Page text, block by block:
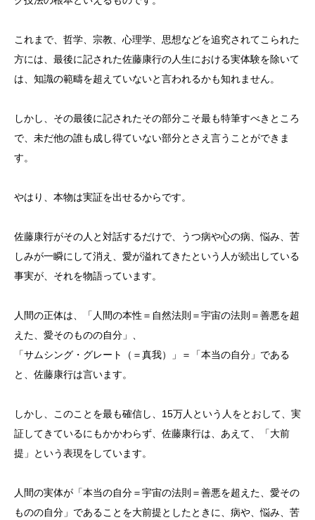
これまで、哲学、宗教、心理学、思想などを追究されてこられた
方には、最後に記された佐藤康行の人生における実体験を除いて
は、知識の範疇を超えていないと言われるかも知れません。
しかし、その最後に記されたその部分こそ最も特筆すべきところ
で、未だ他の誰も成し得ていない部分とさえ言うことができま
す。
やはり、本物は実証を出せるからです。
佐藤康行がその人と対話するだけで、うつ病や心の病、悩み、苦
しみが一瞬にして消え、愛が溢れてきたという人が続出している
事実が、それを物語っています。
人間の正体は、「人間の本性＝自然法則＝宇宙の法則＝善悪を超
えた、愛そのものの自分」、
「サムシング・グレート（＝真我）」＝「本当の自分」である
と、佐藤康行は言います。
しかし、このことを最も確信し、15万人という人をとおして、実
証してきているにもかかわらず、佐藤康行は、あえて、「大前
提」という表現をしています。
人間の実体が「本当の自分＝宇宙の法則＝善悪を超えた、愛その
ものの自分」であることを大前提としたときに、病や、悩み、苦